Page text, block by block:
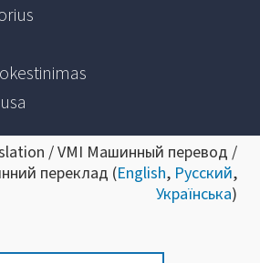
/ VMI Машинный перевод /
переклад (English, Русский,
Українська)